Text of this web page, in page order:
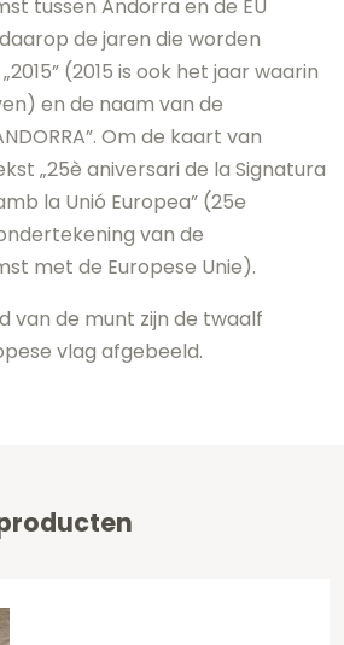
tussen Andorra en de EU
de jaren die worden
(2015 is ook het jaar waarin
en de naam van de
Om de kaart van
„25è aniversari de la Signatura
la Unió Europea” (25e
van de
met de Europese Unie).
van de munt zijn de twaalf
vlag afgebeeld.